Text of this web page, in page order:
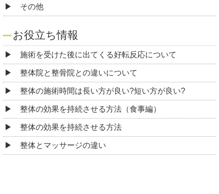
その他
お役立ち情報
施術を受けた後に出てくる好転反応について
整体院と整骨院との違いについて
整体の施術時間は長い方が良い?短い方が良い?
整体の効果を持続させる方法（食事編）
整体の効果を持続させる方法
整体とマッサージの違い